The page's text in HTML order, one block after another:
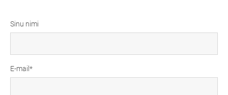
Sinu nimi
E-mail